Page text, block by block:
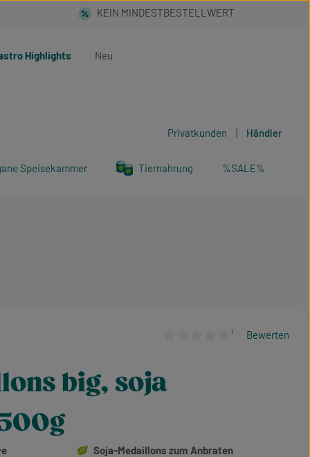
Highlights Neu
Privatkunden | Händler
Speisekammer Tiernahrung %SALE%
¹ Bewerten
big, soja
Soja-Medaillons zum Anbraten